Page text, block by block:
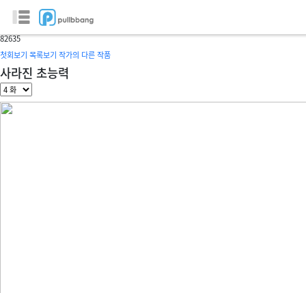
글/그림 :wowdog
82635
첫회보기 목록보기 작가의 다른 작품
사라진 초능력